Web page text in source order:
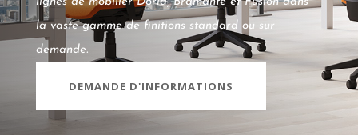
la vaste gamme de finitions standard ou sur
demande.
DEMANDE D'INFORMATIONS